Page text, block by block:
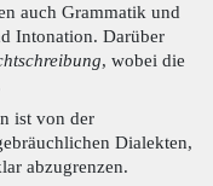
auch Grammatik und
Intonation. Darüber
, wobei die
ist von der
Dialekten,
abzugrenzen.